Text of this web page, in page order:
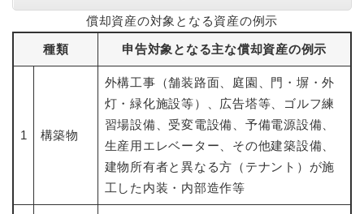
償却資産の対象となる資産の例示
種類 申告対象となる主な償却資産の例示
1 構築物
外構工事（舗装路面、庭園、門・塀・外
灯・緑化施設等）、広告塔等、ゴルフ練
習場設備、受変電設備、予備電源設備、
生産用エレベーター、その他建築設備、
建物所有者と異なる方（テナント）が施
工した内装・内部造作等